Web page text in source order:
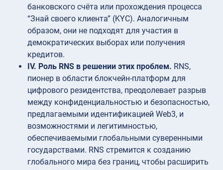
банковского счёта или прохождения процесса
“Знай своего клиента” (KYC). Аналогичным
образом, они не подходят для участия в
демократических выборах или получения
кредитов.
IV. Роль RNS в решении этих проблем. RNS,
пионер в области блокчейн-платформ для
цифрового резидентства, преодолевает разрыв
между конфиденциальностью и безопасностью,
предлагаемыми идентификацией Web3, и
возможностями и легитимностью,
обеспечиваемыми глобальными суверенными
государствами. RNS стремится к созданию
глобального мира без границ, чтобы расширить